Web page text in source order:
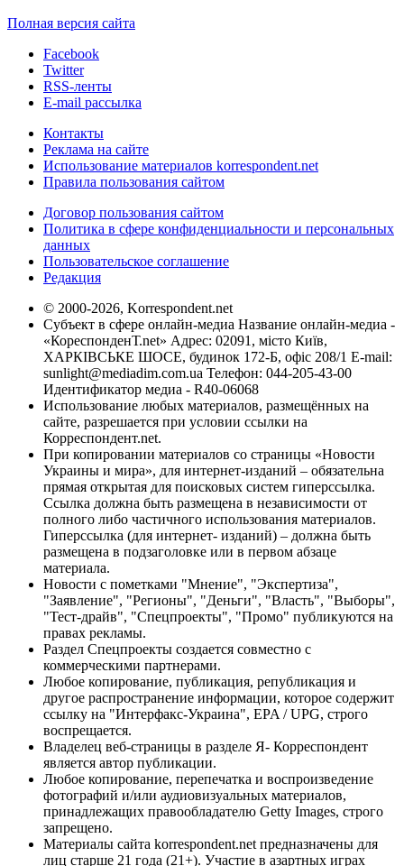
Полная версия сайта
Facebook
Twitter
RSS-ленты
E-mail рассылка
Контакты
Реклама на сайте
Использование материалов korrespondent.net
Правила пользования сайтом
Договор пользования сайтом
Политика в сфере конфиденциальности и персональных
данных
Пользовательское соглашение
Редакция
© 2000-2026, Korrespondent.net
Субъект в сфере онлайн-медиа Название онлайн-медиа -
«КореспонденТ.net» Адрес: 02091, місто Київ,
ХАРКІВСЬКЕ ШОСЕ, будинок 172-Б, офіс 208/1 E-mail:
sunlight@mediadim.com.ua Телефон: 044-205-43-00
Идентификатор медиа - R40-06068
Использование любых материалов, размещённых на
сайте, разрешается при условии ссылки на
Корреспондент.net.
При копировании материалов со страницы «Новости
Украины и мира», для интернет-изданий – обязательна
прямая открытая для поисковых систем гиперссылка.
Ссылка должна быть размещена в независимости от
полного либо частичного использования материалов.
Гиперссылка (для интернет- изданий) – должна быть
размещена в подзаголовке или в первом абзаце
материала.
Новости с пометками "Мнение", "Экспертиза",
"Заявление", "Регионы", "Деньги", "Власть", "Выборы",
"Тест-драйв", "Спецпроекты", "Промо" публикуются на
правах рекламы.
Раздел Спецпроекты создается совместно с
коммерческими партнерами.
Любое копирование, публикация, републикация и
другое распространение информации, которое содержит
ссылку на "Интерфакс-Украина", EPA / UPG, строго
воспрещается.
Владелец веб-страницы в разделе Я- Корреспондент
является автор публикации.
Любое копирование, перепечатка и воспроизведение
фотографий и/или аудиовизуальных материалов,
принадлежащих правообладателю Getty Images, строго
запрещено.
Материалы сайта korrespondent.net предназначены для
лиц старше 21 года (21+). Участие в азартных играх